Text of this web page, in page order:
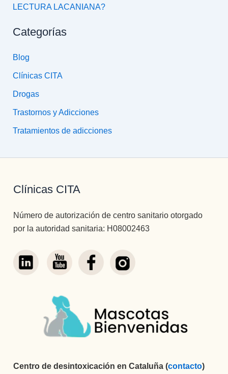
LECTURA LACANIANA?
Categorías
Blog
Clínicas CITA
Drogas
Trastornos y Adicciones
Tratamientos de adicciones
Clínicas CITA
Número de autorización de centro sanitario otorgado
por la autoridad sanitaria: H08002463
Centro de desintoxicación en Cataluña (contacto)